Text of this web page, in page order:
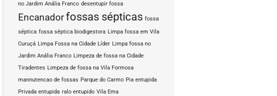
no Jardim Anália Franco desentupir fossa
Encanadorfossas sépticas fossa
séptica fossa séptica biodigestora Limpa fossa em Vila
Curuçá Limpa Fossa na Cidade Líder Limpa fossa no
Jardim Anália Franco Limpeza de fossa na Cidade
Tiradentes Limpeza de fossa na Vila Formosa
mannutencao de fossas Parque do Carmo Pia entupida
Privada entupida ralo entupido Vila Ema